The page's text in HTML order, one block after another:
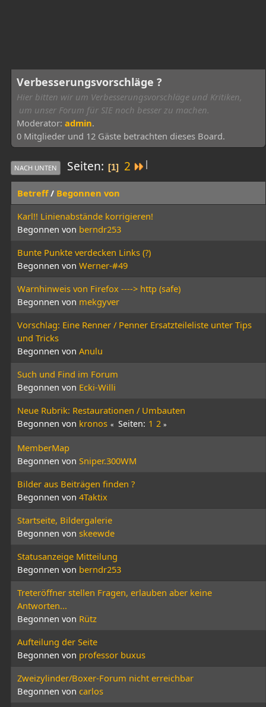
Verbesserungsvorschläge ?
Hier bitten wir um Verbesserungsvorschläge und Kritiken,
um unser Forum für SIE noch besser zu machen.
Moderator: admin.
0 Mitglieder und 12 Gäste betrachten dieses Board.
|
NACH UNTEN Seiten 1 2
Betreff/ Begonnen von
Karl!! Linienabstände korrigieren!
Begonnen von berndr253
Bunte Punkte verdecken Links (?)
Begonnen von Werner-#49
Warnhinweis von Firefox ----> http (safe)
Begonnen von mekgyver
Vorschlag: Eine Renner / Penner Ersatzteileliste unter Tips
und Tricks
Begonnen von Anulu
Such und Find im Forum
Begonnen von Ecki-Willi
Neue Rubrik: Restaurationen / Umbauten
Begonnen von kronos Seiten 1 2
MemberMap
Begonnen von Sniper.300WM
Bilder aus Beiträgen finden ?
Begonnen von 4Taktix
Startseite, Bildergalerie
Begonnen von skeewde
Statusanzeige Mitteilung
Begonnen von berndr253
Treteröffner stellen Fragen, erlauben aber keine
Antworten...
Begonnen von Rütz
Aufteilung der Seite
Begonnen von professor buxus
Zweizylinder/Boxer-Forum nicht erreichbar
Begonnen von carlos